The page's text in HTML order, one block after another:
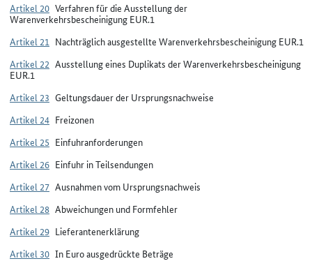
Artikel 20 Verfahren für die Ausstellung der
Warenverkehrsbescheinigung EUR.1
Artikel 21 Nachträglich ausgestellte Warenverkehrsbescheinigung EUR.1
Artikel 22 Ausstellung eines Duplikats der Warenverkehrsbescheinigung
EUR.1
Artikel 23 Geltungsdauer der Ursprungsnachweise
Artikel 24 Freizonen
Artikel 25 Einfuhranforderungen
Artikel 26 Einfuhr in Teilsendungen
Artikel 27 Ausnahmen vom Ursprungsnachweis
Artikel 28 Abweichungen und Formfehler
Artikel 29 Lieferantenerklärung
Artikel 30 In Euro ausgedrückte Beträge